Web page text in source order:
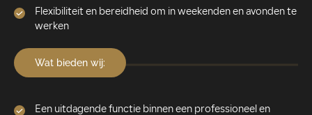
Flexibiliteit en bereidheid om in weekenden en avonden te
werken
Wat bieden wij:
Een uitdagende functie binnen een professioneel en